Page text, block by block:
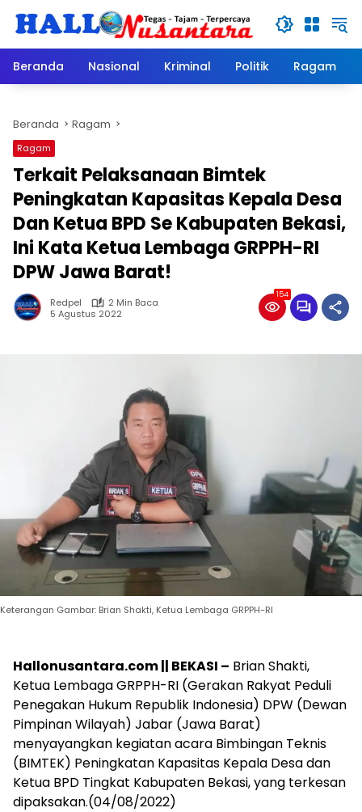
Beranda
Nasional Kriminal Politik Ragam
Beranda Ragam
Ragam
Terkait Pelaksanaan Bimtek
Peningkatan Kapasitas Kepala Desa
Dan Ketua BPD Se Kabupaten Bekasi,
Ini Kata Ketua Lembaga GRPPH-RI
DPW Jawa Barat!
Redpel
2 Min Baca
5 Agustus 2022
154
Keterangan Gambar: Brian Shakti, Ketua Lembaga GRPPH-RI
Hallonusantara.com || BEKASI – Brian Shakti,
Ketua Lembaga GRPPH-RI (Gerakan Rakyat Peduli
Penegakan Hukum Republik Indonesia) DPW (Dewan
Pimpinan Wilayah) Jabar (Jawa Barat)
menyayangkan kegiatan acara Bimbingan Teknis
(BIMTEK) Peningkatan Kapasitas Kepala Desa dan
Ketua BPD Tingkat Kabupaten Bekasi, yang terkesan
dipaksakan.(04/08/2022)